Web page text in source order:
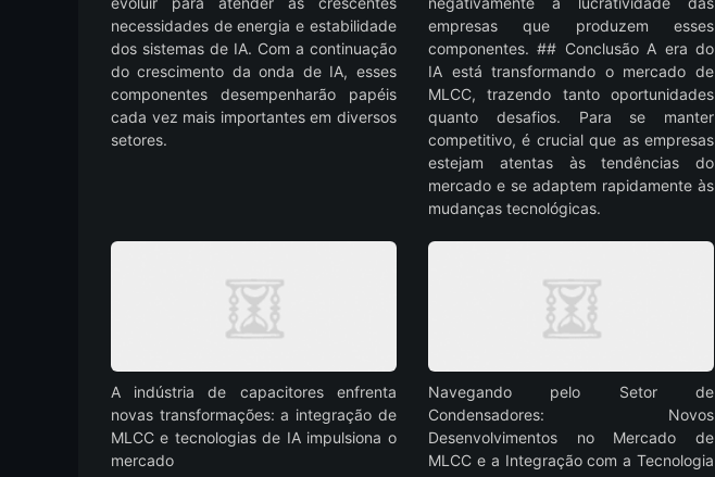
necessidades de energia e estabilidade
dos sistemas de IA. Com a continuação
do crescimento da onda de IA, esses
componentes desempenharão papéis
cada vez mais importantes em diversos
setores.
empresas que produzem esses
componentes. ## Conclusão A era do
IA está transformando o mercado de
MLCC, trazendo tanto oportunidades
quanto desafios. Para se manter
competitivo, é crucial que as empresas
estejam atentas às tendências do
mercado e se adaptem rapidamente às
mudanças tecnológicas.
A indústria de capacitores enfrenta
novas transformações: a integração de
MLCC e tecnologias de IA impulsiona o
mercado
Navegando pelo Setor de
Condensadores: Novos
Desenvolvimentos no Mercado de
MLCC e a Integração com a Tecnologia